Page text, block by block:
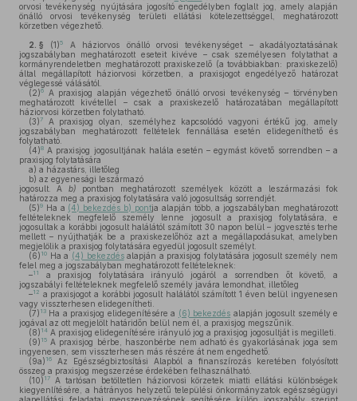
orvosi tevékenység nyújtására jogosító engedélyben foglalt jog, amely alapján
önálló orvosi tevékenység területi ellátási kötelezettséggel, meghatározott
körzetben végezhető.
2. § (1)5
A háziorvos önálló orvosi tevékenységet – akadályoztatásának
jogszabályban meghatározott eseteit kivéve – csak személyesen folytathat a
kormányrendeletben meghatározott praxiskezelő (a továbbiakban: praxiskezelő)
által megállapított háziorvosi körzetben, a praxisjogot engedélyező határozat
véglegessé válásától.
(2)6
A praxisjog alapján végezhető önálló orvosi tevékenység – törvényben
meghatározott kivétellel – csak a praxiskezelő határozatában megállapított
háziorvosi körzetben folytatható.
(3)7
A praxisjog olyan, személyhez kapcsolódó vagyoni értékű jog, amely
jogszabályban meghatározott feltételek fennállása esetén elidegeníthető és
folytatható.
(4)8 A praxisjog jogosultjának halála esetén – egymást követő sorrendben – a
praxisjog folytatására
a) a házastárs, illetőleg
b) az egyenesági leszármazó
jogosult. A b) pontban meghatározott személyek között a leszármazási fok
határozza meg a praxisjog folytatására való jogosultság sorrendjét.
(5)9 Ha a (4) bekezdés b) pontja alapján több, a jogszabályban meghatározott
feltételeknek megfelelő személy lenne jogosult a praxisjog folytatására, e
jogosultak a korábbi jogosult halálától számított 30 napon belül – jogvesztés terhe
mellett – nyújthatják be a praxiskezelőhöz azt a megállapodásukat, amelyben
megjelölik a praxisjog folytatására egyedül jogosult személyt.
(6) 10 Ha a (4) bekezdésalapján a praxisjog folytatására jogosult személy nem
felel meg a jogszabályban meghatározott feltételeknek:
–11
a praxisjog folytatására irányuló jogáról a sorrendben őt követő, a
jogszabályi feltételeknek megfelelő személy javára lemondhat, illetőleg
–12 a praxisjogot a korábbi jogosult halálától számított 1 éven belül ingyenesen
vagy visszterhesen elidegenítheti.
(7) 13 Ha a praxisjog elidegenítésére a (6) bekezdés alapján jogosult személy e
jogával az ott megjelölt határidőn belül nem él, a praxisjog megszűnik.
(8) 14 A praxisjog elidegenítésére irányuló jog a praxisjog jogosultját is megilleti.
(9) 15 A praxisjog bérbe, haszonbérbe nem adható és gyakorlásának joga sem
ingyenesen, sem visszterhesen más részére át nem engedhető.
(9a) 16
Az Egészségbiztosítási Alapból a finanszírozás keretében folyósított
összeg a praxisjog megszerzése érdekében felhasználható.
(10) 17
A tartósan betöltetlen háziorvosi körzetek miatti ellátási különbségek
kiegyenlítésére, a hátrányos helyzetű települési önkormányzatok egészségügyi